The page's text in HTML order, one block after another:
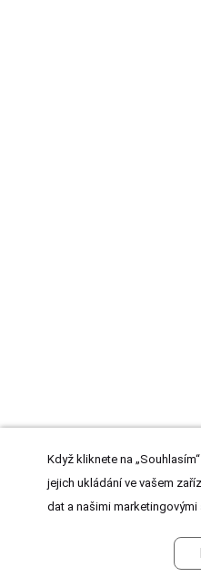
Když kliknete na
jejich ukládání ve vašem
dat a našimi marketingovými